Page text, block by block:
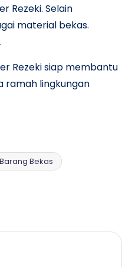
Rezeki. Selain
material bekas.
Rezeki siap membantu
ramah lingkungan
Bekas